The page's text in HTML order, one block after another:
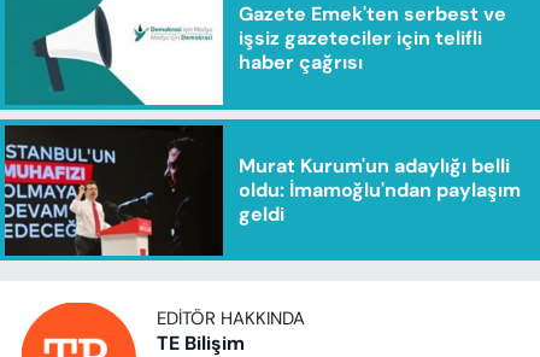
Gazete Emek'ten serbest ve
işsiz gazeteciler için telifli
haber çağrısı
Murat Kurum'un adaylığı belli
oldu: İmamoğlu'ndan paylaşım
geldi
EDITÖR HAKKINDA
TE Bilişim